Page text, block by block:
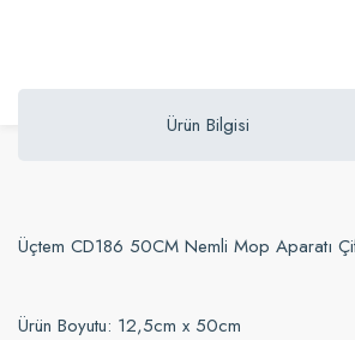
Ürün Bilgisi
Üçtem CD186 50CM Nemli Mop Aparatı
Ürün Boyutu: 12,5cm x 50cm